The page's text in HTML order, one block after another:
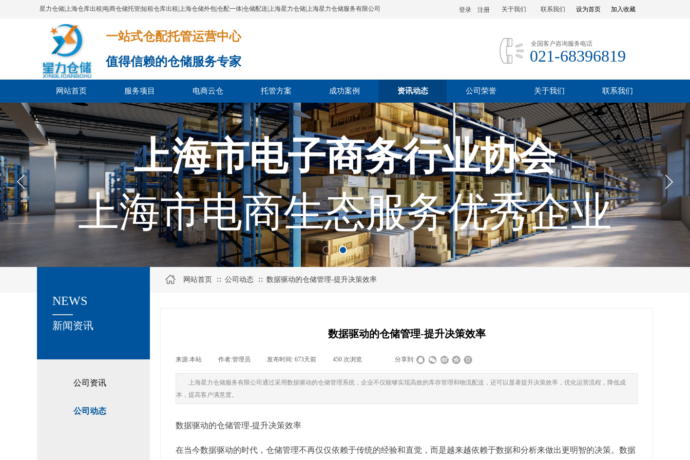
星力仓储|上海仓库出租|电商仓储托管|短租仓库出租|上海仓储外包|仓配一体|仓储配送|上海星力仓储|上海星力仓储服务有限公司 设为首页 加入收藏
登录 注册 联系我们
关于我们
一站式仓配托管运营中心​​​​​​​​​​​​​​​​​
值得信赖的仓储服务专家
全国客户咨询服务电话
021-68396819
网站首页 服务项目 电商云仓 托管方案 成功案例 资讯动态 公司荣誉 关于我们 联系我们
上海市电子商务行业协会
上海市电商生态服务优秀企业
公司资讯
公司动态
关于我们
新闻资讯
NEWS
网站首页 ∷ 公司动态 ∷ 数据驱动的仓储管理-提升决策效率
数据驱动的仓储管理-提升决策效率
来源:本站 作者:管理员 发布时间: 673天前 450 次浏览 分享到:
上海星力仓储服务有限公司通过采用数据驱动的仓储管理系统，企业不仅能够实现高效的库存管理和物流配送，还可以显著提升决策效率，优化运营流程，降低成
本，提高客户满意度。
数据驱动的仓储管理-提升决策效率
在当今数据驱动的时代，仓储管理不再仅仅依赖于传统的经验和直觉，而是越来越依赖于数据和分析来做出更明智的决策。数据